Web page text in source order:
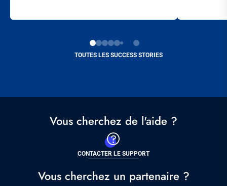
TOUTES LES SUCCESS STORIES
Vous cherchez de l'aide ?
CONTACTER LE SUPPORT
Vous cherchez un partenaire ?